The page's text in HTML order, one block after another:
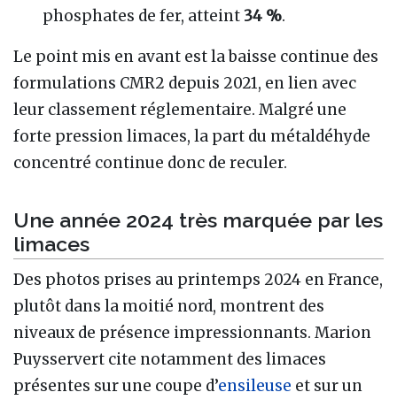
phosphates de fer, atteint34 %.
Le point mis en avant est la baisse continue des
formulations CMR2 depuis 2021, en lien avec
leur classement réglementaire. Malgré une
forte pression limaces, la part du métaldéhyde
concentré continue donc de reculer.
Une année 2024 très marquée par les
limaces
Des photos prises au printemps 2024 en France,
plutôt dans la moitié nord, montrent des
niveaux de présence impressionnants. Marion
Puysservert cite notamment des limaces
présentes sur une coupe d’ensileuse et sur un